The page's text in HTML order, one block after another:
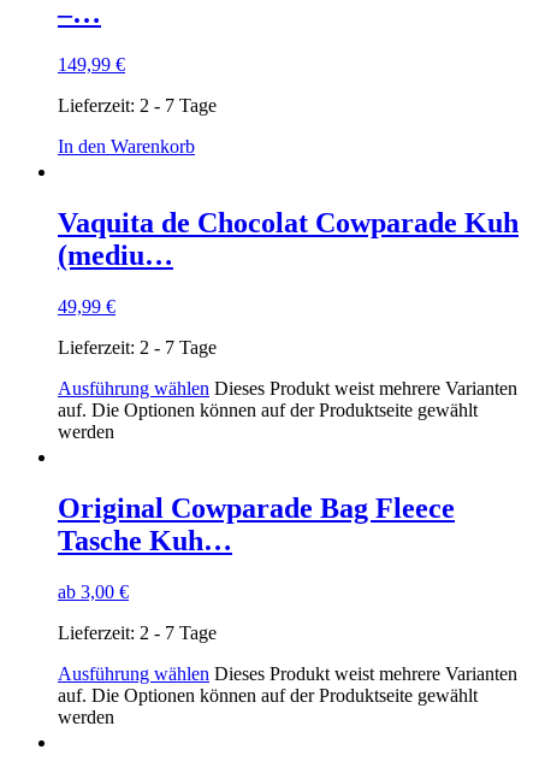
–…
149,99 €
Lieferzeit: 2 - 7 Tage
In den Warenkorb
Vaquita de Chocolat Cowparade Kuh
(mediu…
49,99 €
Lieferzeit: 2 - 7 Tage
Ausführung wählen Dieses Produkt weist mehrere Varianten
auf. Die Optionen können auf der Produktseite gewählt
werden
Original Cowparade Bag Fleece
Tasche Kuh…
ab 3,00 €
Lieferzeit: 2 - 7 Tage
Ausführung wählen Dieses Produkt weist mehrere Varianten
auf. Die Optionen können auf der Produktseite gewählt
werden